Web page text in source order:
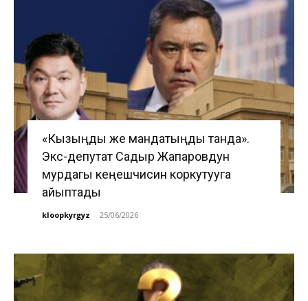
«Кызыңды же мандатыңды танда».
Экс-депутат Садыр Жапаровдун
мурдагы кеңешчисин коркутууга
айыптады
kloopkyrgyz - 25/06/2026